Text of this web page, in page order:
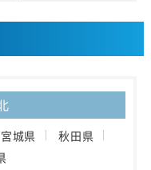
宮城県
秋田県